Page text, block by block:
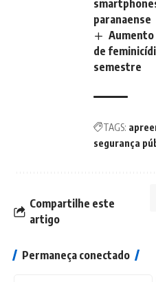
paranaense
Aumento
de
semestre
TAGS:
segurança
Compartilhe este
artigo
Permaneça conectado